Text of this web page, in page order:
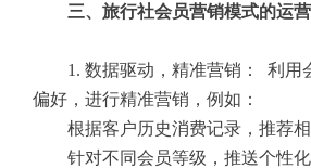
三、旅行社会员营销模式的运
1. 数据驱动，精准营销： 利用
偏好，进行精准营销，例如：
根据客户历史消费记录，推荐相
针对不同会员等级，推送个性化